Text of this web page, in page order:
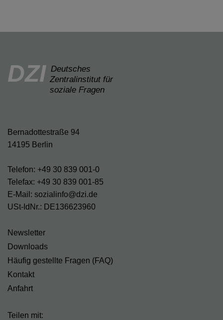
DZI Deutsches
Zentralinstitut für
soziale Fragen
Bernadottestraße 94
14195 Berlin
Telefon: +49 30 839 001-0
Telefax: +49 30 839 001-85
E-Mail: sozialinfo@dzi.de
USt-IdNr.: DE136623960
Newsletter
Downloads
Häufig gestellte Fragen (FAQ)
Kontakt
Anfahrt
Teilen mit: